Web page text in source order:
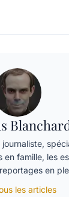
en famille, les
en
les articles